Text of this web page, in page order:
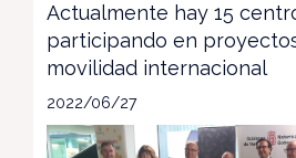
Actualmente hay 15
participando en
movilidad internacional
2022/06/27